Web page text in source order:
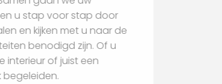
u stap voor stap door
en kijken met u naar de
benodigd zijn. Of u
interieur of juist een
begeleiden.